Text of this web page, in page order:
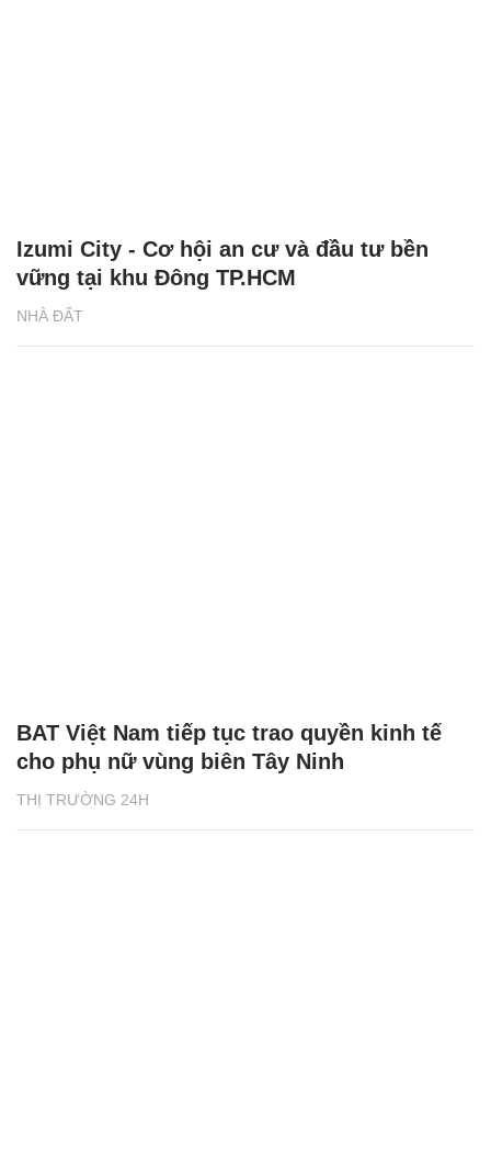
NHÀ ĐẤT
Izumi City - Cơ hội an cư và đầu tư bền
vững tại khu Đông TP.HCM
THỊ TRƯỜNG 24H
BAT Việt Nam tiếp tục trao quyền kinh tế
cho phụ nữ vùng biên Tây Ninh